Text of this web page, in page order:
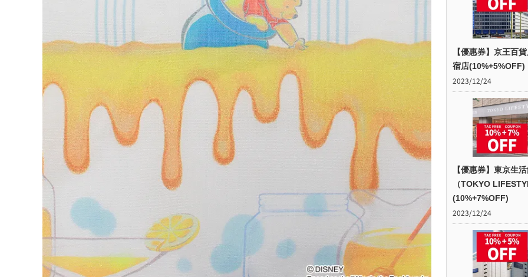
【優惠券】京王百
宿店(10%+5%OFF)
2023/12/24
【優惠券】東京生
（TOKYO
(10%+7%OFF)
2023/12/24